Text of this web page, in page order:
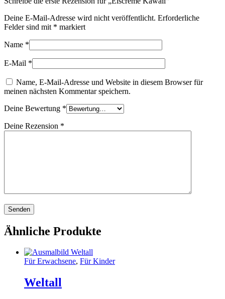
Deine E-Mail-Adresse wird nicht veröffentlicht. Erforderliche
Felder sind mit * markiert
Name *
E-Mail *
Name, E-Mail-Adresse und Website in diesem Browser für
meinen nächsten Kommentar speichern.
Deine Bewertung *
Deine Rezension *
Ähnliche Produkte
Für Erwachsene, Für Kinder
Weltall